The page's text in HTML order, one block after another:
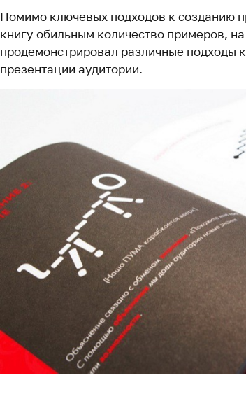
Помимо ключевых подходов к созданию
книгу обильным количество примеров,
продемонстрировал различные подходы
презентации аудитории.